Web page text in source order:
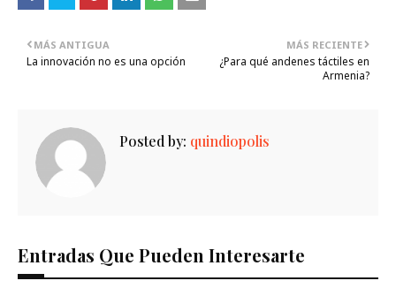
MÁS RECIENTE
¿Para qué andenes táctiles en
Armenia?
MÁS ANTIGUA
La innovación no es una opción
Posted by: quindiopolis
Entradas Que Pueden Interesarte